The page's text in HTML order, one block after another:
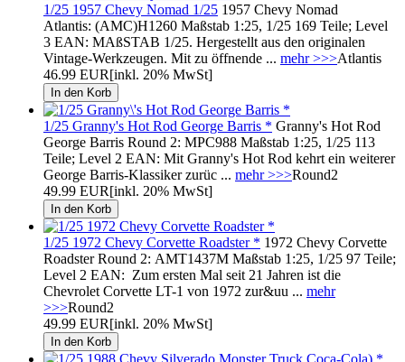
1/25 1957 Chevy Nomad 1/25 1957 Chevy Nomad
Atlantis: (AMC)H1260 Maßstab 1:25, 1/25 169 Teile; Level
3 EAN: MAßSTAB 1/25. Hergestellt aus den originalen
Vintage-Werkzeugen. Mit zu öffnende ... mehr >>>Atlantis
46.99 EUR[inkl. 20% MwSt]
1/25 Granny's Hot Rod George Barris * Granny's Hot Rod
George Barris Round 2: MPC988 Maßstab 1:25, 1/25 113
Teile; Level 2 EAN: Mit Granny's Hot Rod kehrt ein weiterer
George Barris-Klassiker zurüc ... mehr >>>Round2
49.99 EUR[inkl. 20% MwSt]
1/25 1972 Chevy Corvette Roadster * 1972 Chevy Corvette
Roadster Round 2: AMT1437M Maßstab 1:25, 1/25 97 Teile;
Level 2 EAN: Zum ersten Mal seit 21 Jahren ist die
Chevrolet Corvette LT-1 von 1972 zur&uu ... mehr
>>>Round2
49.99 EUR[inkl. 20% MwSt]